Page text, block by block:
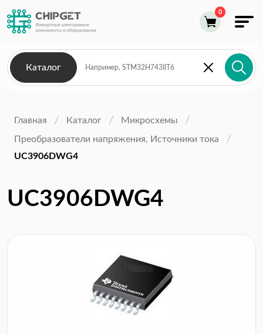
Каталог
Главная Каталог
Микросхемы
Преобразователи напряжения, Источники тока
UC3906DWG4
UC3906DWG4